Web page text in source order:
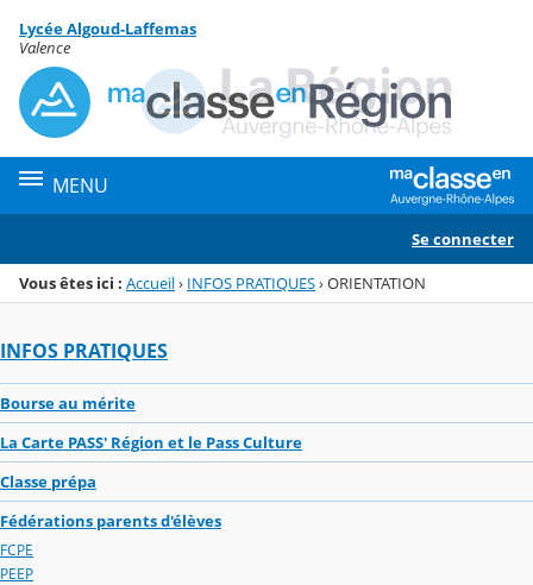
Menu de la rubrique
Contenu
Lycée Algoud-Laffemas
Valence
MENU
Se connecter
Vous êtes ici : Accueil› INFOS PRATIQUES›ORIENTATION
INFOS PRATIQUES
Bourse au mérite
La Carte PASS' Région et le Pass Culture
Classe prépa
Fédérations parents d'élèves
FCPE
PEEP